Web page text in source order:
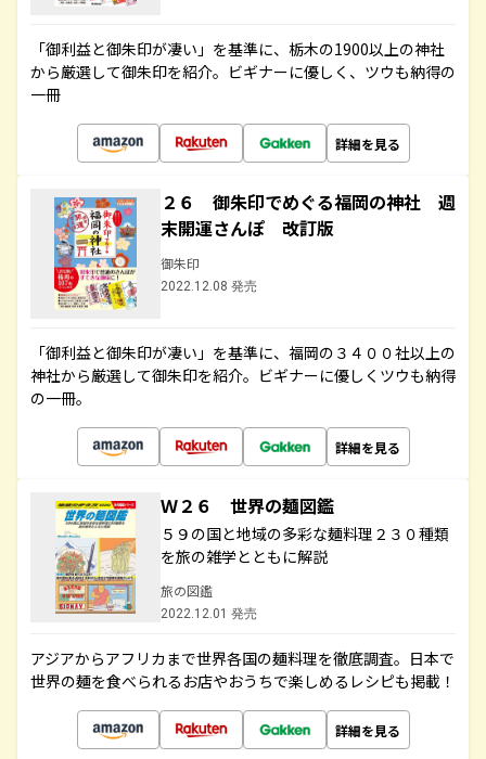
「御利益と御朱印が凄い」を基準に、栃木の1900以上の神社
から厳選して御朱印を紹介。ビギナーに優しく、ツウも納得の
一冊
詳細を見る
２６ 御朱印でめぐる福岡の神社 週
末開運さんぽ 改訂版
御朱印
2022.12.08 発売
「御利益と御朱印が凄い」を基準に、福岡の３４００社以上の
神社から厳選して御朱印を紹介。ビギナーに優しくツウも納得
の一冊。
詳細を見る
Ｗ２６ 世界の麺図鑑
５９の国と地域の多彩な麺料理２３０種類
を旅の雑学とともに解説
旅の図鑑
2022.12.01 発売
アジアからアフリカまで世界各国の麺料理を徹底調査。日本で
世界の麺を食べられるお店やおうちで楽しめるレシピも掲載！
詳細を見る